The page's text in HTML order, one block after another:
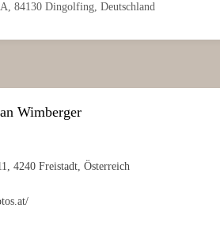
84130 Dingolfing, Deutschland
Wimberger
4240 Freistadt, Österreich